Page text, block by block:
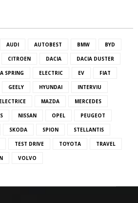
AUDI AUTOBEST BMW BYD
CITROEN DACIA DACIA DUSTER
SPRING ELECTRIC EV FIAT
GEELY HYUNDAI INTERVIU
MAZDA MERCEDES
NISSAN OPEL PEUGEOT
SKODA SPION STELLANTIS
TEST DRIVE TOYOTA TRAVEL
VOLVO